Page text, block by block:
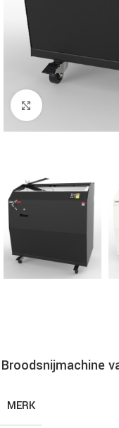
Click to enlarge
Broodsnijmachine
MERK